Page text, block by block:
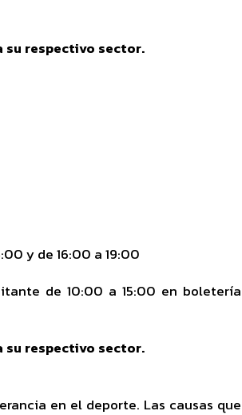
su respectivo sector.
y de 16:00 a 19:00
de 10:00 a 15:00 en boletería
su respectivo sector.
en el deporte. Las causas que